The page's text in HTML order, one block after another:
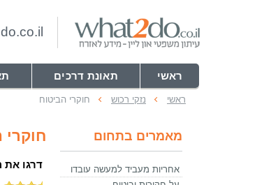
ראשי תאונת דרכים
ראשי נזקי רכוש חוקרי הביטוח
חוקרי
דרגו
מאמרים בתחום
אחריות מעביד למעשה עובדו